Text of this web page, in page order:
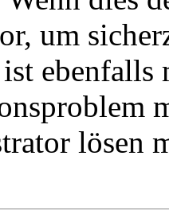
um
ebenfalls
lösen